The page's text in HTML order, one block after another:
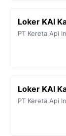
Loker KAI
PT Kereta Api
Loker KAI
PT Kereta Api